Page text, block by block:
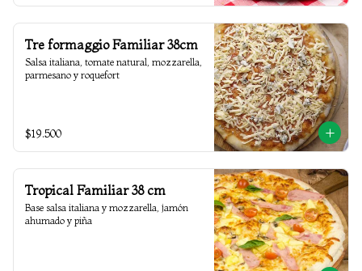
Tre formaggio Familiar 38cm
Salsa italiana, tomate natural, mozzarella,
parmesano y roquefort
$19.500
Tropical Familiar 38 cm
Base salsa italiana y mozzarella, jamón
ahumado y piña